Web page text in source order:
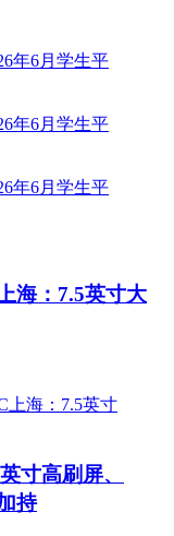
海：7.5英寸大
寸高刷屏、
持